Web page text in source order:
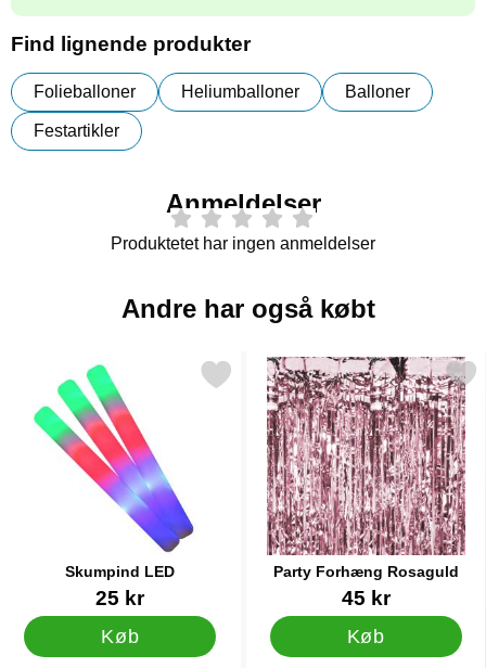
Find lignende produkter
Folieballoner Heliumballoner Balloner
Festartikler
Anmeldelser
Produktetet har ingen anmeldelser
Andre har også købt
Skumpind LED
Varenr 3518325 kr
Køb
Markér skumpind LED som favorit
Party Forhæng Rosaguld
Varenr 2048645 kr
Køb
Markér party Forhæng